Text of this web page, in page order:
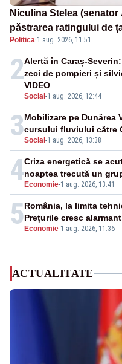
Niculina Stelea
păstrarea ratingului de
Guvernul Bolojan”
Politica·1 aug. 2026, 11:51
2
Social -1 aug. 2026, 12:44
Alertă în Caraș-
zeci de pompieri și
VIDEO
3Social -1 aug. 2026, 13:38
Mobilizare pe Dunărea
cursului fluviului către
4 Economie-1 aug. 2026, 13:41
Criza energetică se
noaptea trecută un
5 Economie-1 aug. 2026, 11:36
România, la limita
Prețurile cresc
ACTUALITATE